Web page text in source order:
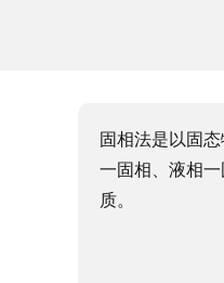
固相法是以固
一固相、液相
质。